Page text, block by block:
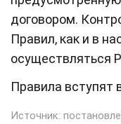
договором.
Правил, как и в
осуществляться
Правила вступят
Источник: